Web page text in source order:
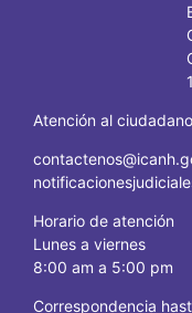
Atención al ciudadano
Horario de atención
Lunes a viernes
8:00 am a 5:00 pm
Correspondencia